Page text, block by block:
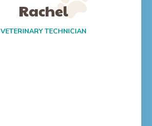
Rachel
VETERINARY TECHNICIAN